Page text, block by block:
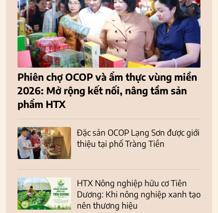
Phiên chợ OCOP và ẩm thực vùng miền
2026: Mở rộng kết nối, nâng tầm sản
phẩm HTX
Đặc sản OCOP Lạng Sơn được giới
thiệu tại phố Tràng Tiền
HTX Nông nghiệp hữu cơ Tiên
Dương: Khi nông nghiệp xanh tạo
nên thương hiệu